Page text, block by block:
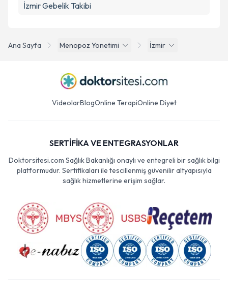
Ana Sayfa Menopoz Yonetimi İzmir
İzmir Gebelik Takibi
VideolarBlogOnline TerapiOnline Diyet
SERTİFİKA VE ENTEGRASYONLAR
Doktorsitesi.com Sağlık Bakanlığı onaylı ve entegreli bir sağlık bilgi
platformudur. Sertifikaları ile tescillenmiş güvenilir altyapısıyla
sağlık hizmetlerine erişim sağlar.